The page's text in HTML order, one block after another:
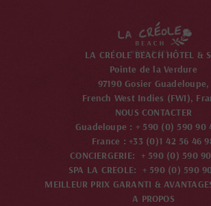
LA CRÉOLE BEACH HÔTEL &
Pointe de la Verdure
97190 Gosier Guadeloupe,
French West Indies (FWI),
NOUS CONTACTER
Guadeloupe : + 590 (0) 590 90
France : +33 (0)1 42 56 46
CONCIERGERIE: + 590 (0) 590
SPA LA CREOLE: + 590 (0) 590
MEILLEUR PRIX GARANTI &
A PROPOS